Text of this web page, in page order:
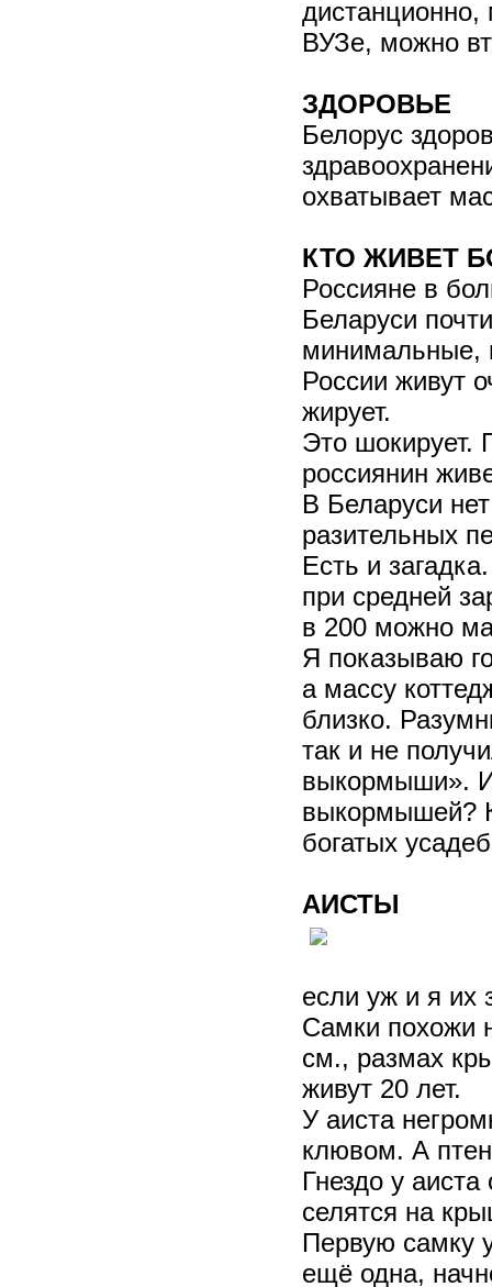
ВУЗе, можно
ЗДОРОВЬЕ
Белорус
охватывает
КТО ЖИВЕТ
Россияне в
Беларуси
минимальные,
России живут
жирует.
Это шокирует.
россиянин
В Беларуси
разительных
Есть и
при средней
в 200 можно
Я показываю
а массу
близко.
так и не
выкормыши». И
выкормышей?
богатых
АИСТЫ
если уж и я их
Самки похожи
см., размах
живут 20 лет.
У аиста
клювом. А
Гнездо у
селятся на
Первую самку
ещё одна,